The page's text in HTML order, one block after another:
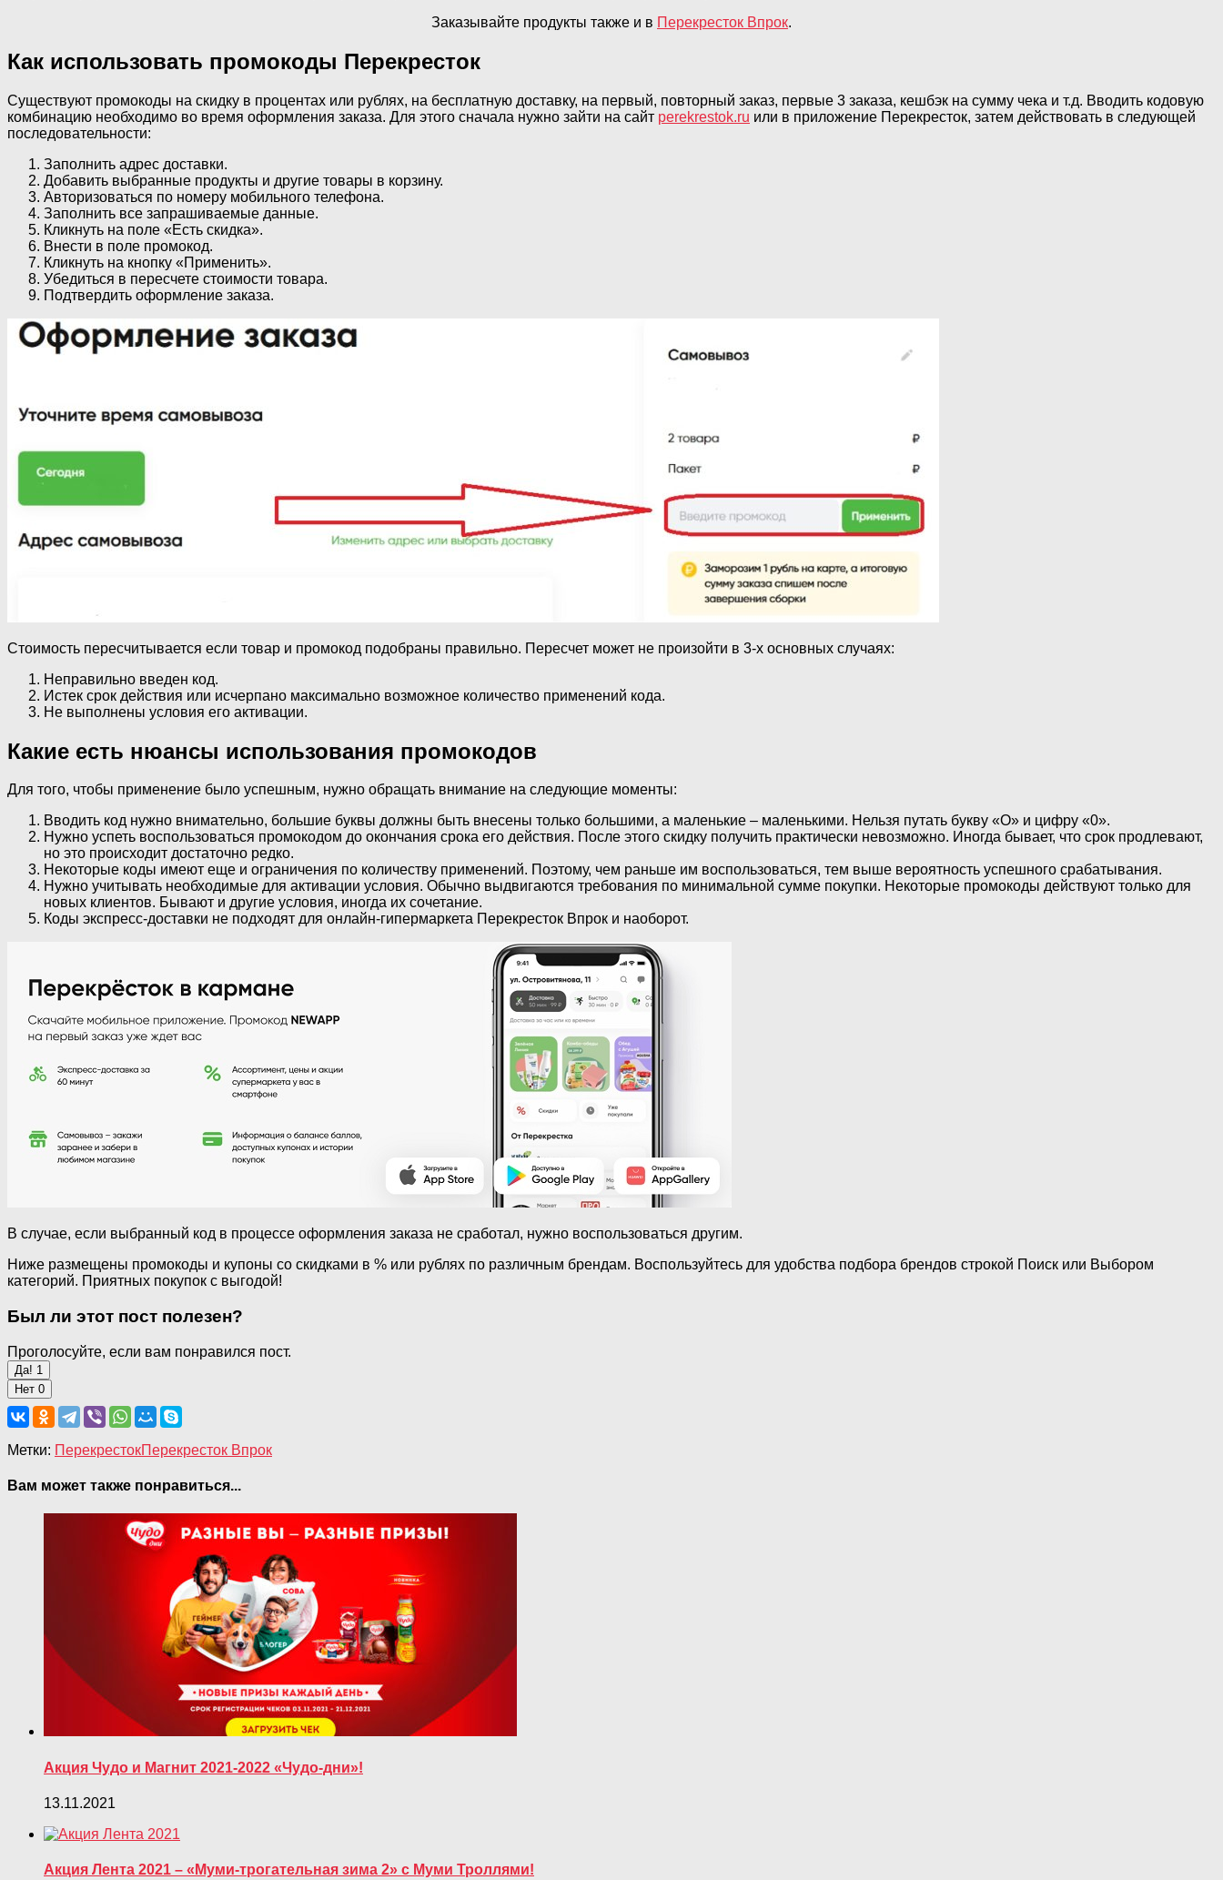
Заказывайте продукты также и в Перекресток Впрок.
Как использовать промокоды Перекресток
Существуют промокоды на скидку в процентах или рублях, на бесплатную доставку, на первый, повторный заказ, первые 3 заказа, кешбэк на сумму чека и т.д. Вводить кодовую
комбинацию необходимо во время оформления заказа. Для этого сначала нужно зайти на сайт perekrestok.ru или в приложение Перекресток, затем действовать в следующей
последовательности:
Заполнить адрес доставки.
Добавить выбранные продукты и другие товары в корзину.
Авторизоваться по номеру мобильного телефона.
Заполнить все запрашиваемые данные.
Кликнуть на поле «Есть скидка».
Внести в поле промокод.
Кликнуть на кнопку «Применить».
Убедиться в пересчете стоимости товара.
Подтвердить оформление заказа.
Стоимость пересчитывается если товар и промокод подобраны правильно. Пересчет может не произойти в 3-х основных случаях:
Неправильно введен код.
Истек срок действия или исчерпано максимально возможное количество применений кода.
Не выполнены условия его активации.
Какие есть нюансы использования промокодов
Для того, чтобы применение было успешным, нужно обращать внимание на следующие моменты:
Вводить код нужно внимательно, большие буквы должны быть внесены только большими, а маленькие – маленькими. Нельзя путать букву «О» и цифру «0».
Нужно успеть воспользоваться промокодом до окончания срока его действия. После этого скидку получить практически невозможно. Иногда бывает, что срок продлевают,
но это происходит достаточно редко.
Некоторые коды имеют еще и ограничения по количеству применений. Поэтому, чем раньше им воспользоваться, тем выше вероятность успешного срабатывания.
Нужно учитывать необходимые для активации условия. Обычно выдвигаются требования по минимальной сумме покупки. Некоторые промокоды действуют только для
новых клиентов. Бывают и другие условия, иногда их сочетание.
Коды экспресс-доставки не подходят для онлайн-гипермаркета Перекресток Впрок и наоборот.
В случае, если выбранный код в процессе оформления заказа не сработал, нужно воспользоваться другим.
Ниже размещены промокоды и купоны со скидками в % или рублях по различным брендам. Воспользуйтесь для удобства подбора брендов строкой Поиск или Выбором
категорий. Приятных покупок с выгодой!
Был ли этот пост полезен?
Проголосуйте, если вам понравился пост.
Да! 1
Нет 0
Метки: ПерекрестокПерекресток Впрок
Вам может также понравиться...
Акция Чудо и Магнит 2021-2022 «Чудо-дни»!
13.11.2021
Акция Лента 2021 – «Муми-трогательная зима 2» с Муми Троллями!